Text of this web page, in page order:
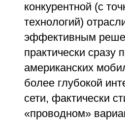
конкурентной (с
технологий)
эффективным
практически
американских
более глубокой
сети, фактически
«проводном»